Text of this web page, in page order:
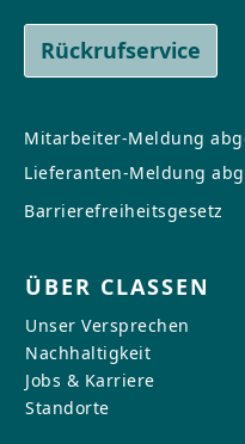
Rückrufservice
Mitarbeiter-Meldung
Lieferanten-Meldung
Barrierefreiheitsgesetz
ÜBER CLASSEN
Unser Versprechen
Nachhaltigkeit
Jobs & Karriere
Standorte